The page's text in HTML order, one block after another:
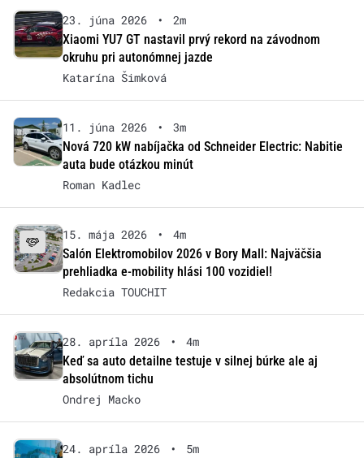
23. júna 2026 •
2m
Xiaomi YU7 GT nastavil prvý rekord na závodnom
okruhu pri autonómnej jazde
Katarína Šimková
11. júna 2026 •
3m
Nová 720 kW nabíjačka od Schneider Electric: Nabitie
auta bude otázkou minút
Roman Kadlec
15. mája 2026 •
4m
Salón Elektromobilov 2026 v Bory Mall: Najväčšia
prehliadka e-mobility hlási 100 vozidiel!
Redakcia TOUCHIT
28. apríla 2026 •
4m
Keď sa auto detailne testuje v silnej búrke ale aj
absolútnom tichu
Ondrej Macko
24. apríla 2026 •
5m